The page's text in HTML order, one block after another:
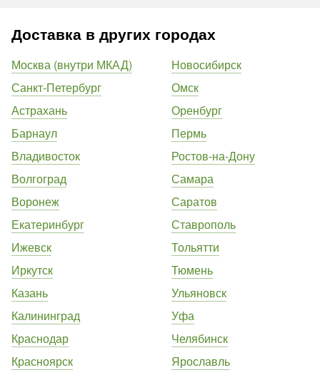
Доставка в других городах
Москва (внутри МКАД)
Санкт-Петербург
Астрахань
Барнаул
Владивосток
Волгоград
Воронеж
Екатеринбург
Ижевск
Иркутск
Казань
Калининград
Краснодар
Красноярск
Новосибирск
Омск
Оренбург
Пермь
Ростов-на-Дону
Самара
Саратов
Ставрополь
Тольятти
Тюмень
Ульяновск
Уфа
Челябинск
Ярославль